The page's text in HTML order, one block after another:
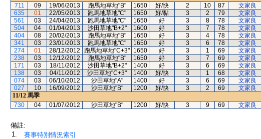
711
09 19/06/2013 跑馬地草地"B" 1650 好/快 2 10 87 文家良
635
01 22/05/2013 跑馬地草地"C" 1650 好/黏 3 2 79 文家良
561
03 24/04/2013 跑馬地草地"C" 1650 好 3 8 78 文家良
504
04 01/04/2013 沙田草地"B+2" 1600 好 3 7 78 文家良
404
08 20/02/2013 跑馬地草地"B" 1650 好 3 4 78 文家良
341
03 23/01/2013 跑馬地草地"C" 1650 好 3 6 78 文家良
274
01 28/12/2012 跑馬地草地"C+3" 1650 好 3 1 69 文家良
238
03 12/12/2012 跑馬地草地"B" 1650 好 3 7 69 文家良
171
03 18/11/2012 沙田草地"B+2" 1400 好 3 6 69 文家良
138
03 04/11/2012 沙田草地"C+3" 1400 好/快 3 1 68 文家良
074
03 06/10/2012 沙田草地"A" 1400 好 3 6 69 文家良
027
10 16/09/2012 沙田草地"B" 1200 好/快 3 2 69 文家良
11/12 馬季
730
04 01/07/2012 沙田草地"B" 1200 好/快 3 9 69 文家良
備註:
1.
賽事特別情況索引